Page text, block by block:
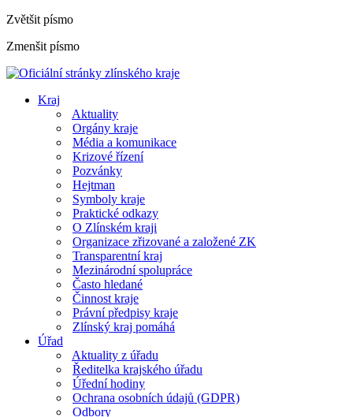
Zvětšit písmo
Zmenšit písmo
Kraj
Aktuality
Orgány kraje
Média a komunikace
Krizové řízení
Pozvánky
Hejtman
Symboly kraje
Praktické odkazy
O Zlínském kraji
Organizace zřizované a založené ZK
Transparentní kraj
Mezinárodní spolupráce
Často hledané
Činnost kraje
Právní předpisy kraje
Zlínský kraj pomáhá
Úřad
Aktuality z úřadu
Ředitelka krajského úřadu
Úřední hodiny
Ochrana osobních údajů (GDPR)
Odbory